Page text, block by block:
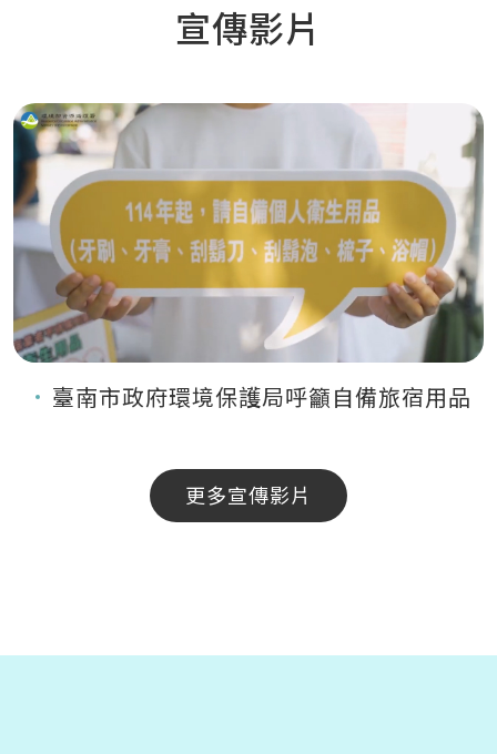
宣傳影片
臺南市政府環境保護局呼籲自備旅宿用品
更多宣傳影片